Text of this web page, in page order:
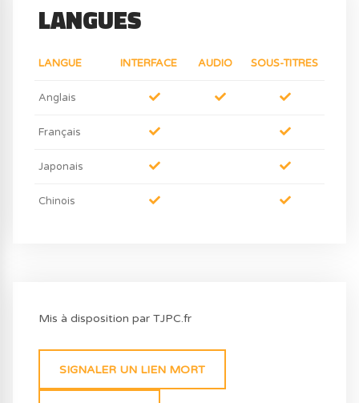
LANGUES
LANGUE INTERFACE AUDIO SOUS-TITRES
Anglais
Français
Japonais
Chinois
Mis à disposition par TJPC.fr
SIGNALER UN LIEN MORT